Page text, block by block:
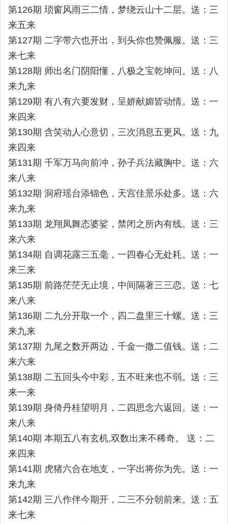
第126期 琐窗风雨三二情，梦绕云山十二层。送：三
来五来
第127期 二字带六也开出，到头你也赞佩服。送：三
来七来
第128期 师出名门阴阳懂，八极之宝乾坤问。送：八
来九来
第129期 有八有六要发财，呈娇献媚皆动情。送：一
来四来
第130期 含笑动人心意切，三次消息五更风。送：九
来四来
第131期 千军万马向前冲，孙子兵法藏胸中。送：六
来八来
第132期 洞府瑶台添锦色，天宫佳景乐处多。送：六
来九来
第133期 龙翔凤舞态婆娑，禁闭之所内有线。送：三
来六来
第134期 自调花露三五毫，一四春心无处耗。送：一
来三来
第135期 前路茫茫无止境，中间隔著三三恋。送：七
来八来
第136期 二九分开取一个，四二盘里三十螺。送：三
来九来
第137期 九尾之数开两边，千金一撒二值钱。送：二
来六来
第138期 二五回头今中彩，五不旺来也不弱。送：三
来一来
第139期 身倚丹桂望明月，二四思念六返回。送：一
来八来
第140期 本期五八有玄机,双数出来不稀奇。 送：二
来四来
第141期 虎猪六合在地支，一字出将你为先。送：一
来九来
第142期 三八作伴今期开，二三不分朝前来。送：五
来七来